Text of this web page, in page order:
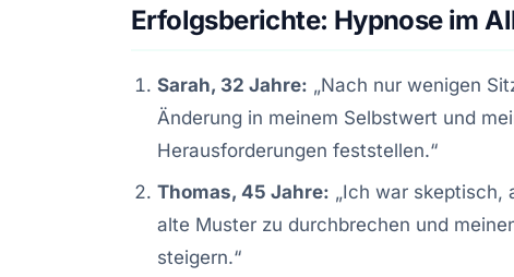
Erfolgsberichte: Hypnose im
Sarah, 32 Jahre: „Nach nur wenigen
Änderung in meinem Selbstwert und
Herausforderungen feststellen.“
Thomas, 45 Jahre: „Ich war skeptisch,
alte Muster zu durchbrechen und
steigern.“